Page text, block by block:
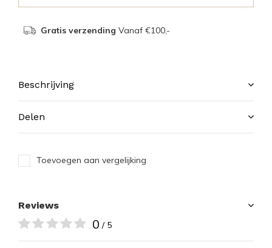
Gratis verzending Vanaf €100,-
Beschrijving
Delen
Toevoegen aan vergelijking
Reviews
0 / 5